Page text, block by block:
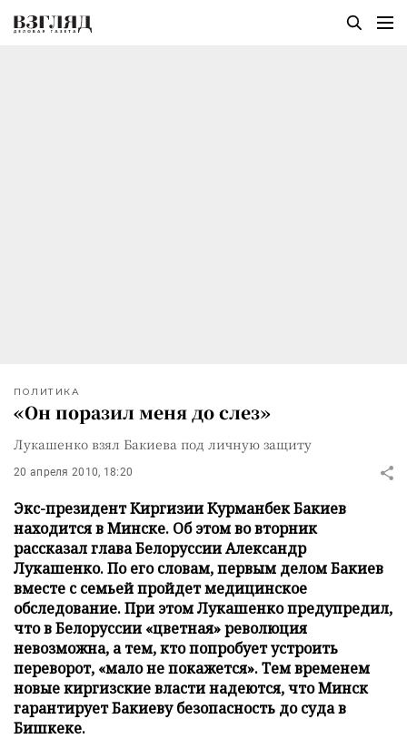
ПОЛИТИКА
«Он поразил меня до слез»
Лукашенко взял Бакиева под личную защиту
20 апреля 2010, 18:20
Экс-президент Киргизии Курманбек Бакиев
находится в Минске. Об этом во вторник
рассказал глава Белоруссии Александр
Лукашенко. По его словам, первым делом Бакиев
вместе с семьей пройдет медицинское
обследование. При этом Лукашенко предупредил,
что в Белоруссии «цветная» революция
невозможна, а тем, кто попробует устроить
переворот, «мало не покажется». Тем временем
новые киргизские власти надеются, что Минск
гарантирует Бакиеву безопасность до суда в
Бишкеке.